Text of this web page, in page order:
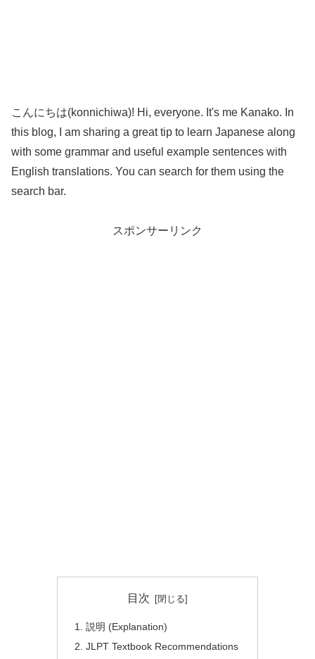
こんにちは(konnichiwa)! Hi, everyone. It's me Kanako. In
this blog, I am sharing a great tip to learn Japanese along
with some grammar and useful example sentences with
English translations. You can search for them using the
search bar.
スポンサーリンク
目次
説明 (Explanation)
JLPT Textbook Recommendations